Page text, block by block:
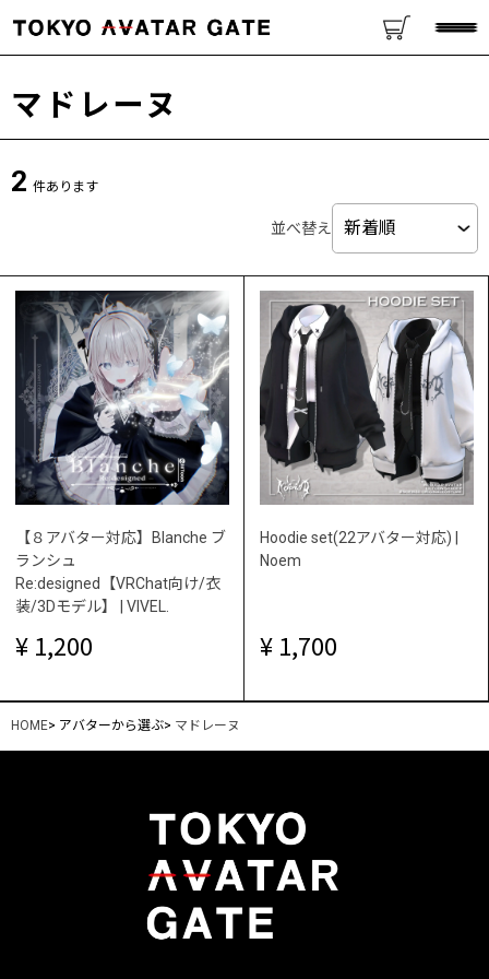
マドレーヌ
2 件あります
並べ替え
【８アバター対応】Blanche ブ
ランシュ
Re:designed【VRChat向け/衣
装/3Dモデル】 | VIVEL.
1,200
Hoodie set(22アバター対応) |
Noem
1,700
HOME> アバターから選ぶ> マドレーヌ